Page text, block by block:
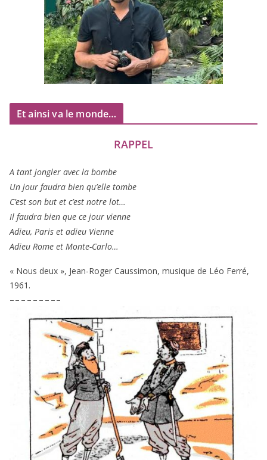
Et ainsi va le monde…
RAPPEL
A tant jon­gler avec la bombe
Un jour fau­dra bien qu’elle tombe
C’est son but et c’est notre lot…
Il fau­dra bien que ce jour vienne
Adieu, Paris et adieu Vienne
Adieu Rome et Monte-Carlo…
« Nous deux », Jean-Roger Caussimon, musique de Léo Ferré,
1961 .
– – – – – – – – –